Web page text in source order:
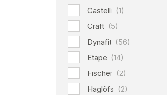
Castelli (1)
Craft (5)
Dynafit (56)
Etape (14)
Fischer (2)
Haglöfs (2)